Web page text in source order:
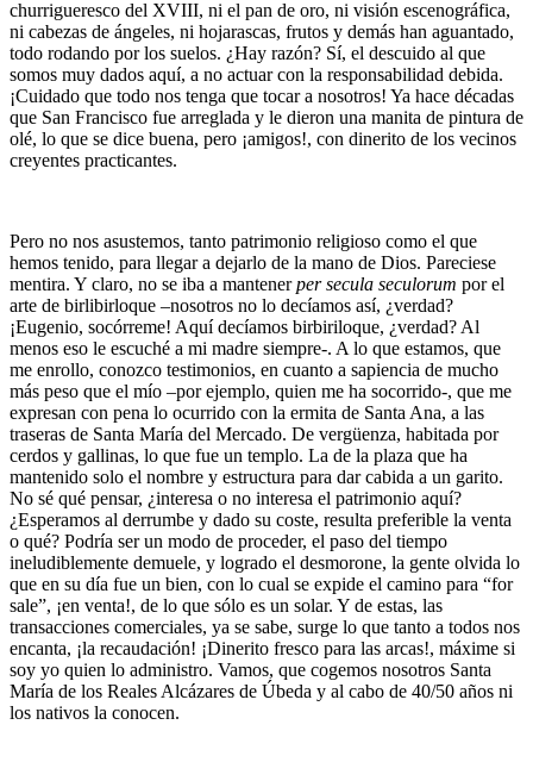
churrigueresco del XVIII, ni el pan de oro, ni visión escenográfica,
ni cabezas de ángeles, ni hojarascas, frutos y demás han aguantado,
todo rodando por los suelos. ¿Hay razón? Sí, el descuido al que
somos muy dados aquí, a no actuar con la responsabilidad debida.
¡Cuidado que todo nos tenga que tocar a nosotros! Ya hace décadas
que San Francisco fue arreglada y le dieron una manita de pintura de
olé, lo que se dice buena, pero ¡amigos!, con dinerito de los vecinos
creyentes practicantes.
Pero no nos asustemos, tanto patrimonio religioso como el que
hemos tenido, para llegar a dejarlo de la mano de Dios. Pareciese
mentira. Y claro, no se iba a mantenerper secula seculorum por el
arte de birlibirloque –nosotros no lo decíamos así, ¿verdad?
¡Eugenio, socórreme! Aquí decíamos birbiriloque, ¿verdad? Al
menos eso le escuché a mi madre siempre-. A lo que estamos, que
me enrollo, conozco testimonios, en cuanto a sapiencia de mucho
más peso que el mío –por ejemplo, quien me ha socorrido-, que me
expresan con pena lo ocurrido con la ermita de Santa Ana, a las
traseras de Santa María del Mercado. De vergüenza, habitada por
cerdos y gallinas, lo que fue un templo. La de la plaza que ha
mantenido solo el nombre y estructura para dar cabida a un garito.
No sé qué pensar, ¿interesa o no interesa el patrimonio aquí?
¿Esperamos al derrumbe y dado su coste, resulta preferible la venta
o qué? Podría ser un modo de proceder, el paso del tiempo
ineludiblemente demuele, y logrado el desmorone, la gente olvida lo
que en su día fue un bien, con lo cual se expide el camino para “for
sale”, ¡en venta!, de lo que sólo es un solar. Y de estas, las
transacciones comerciales, ya se sabe, surge lo que tanto a todos nos
encanta, ¡la recaudación! ¡Dinerito fresco para las arcas!, máxime si
soy yo quien lo administro. Vamos, que cogemos nosotros Santa
María de los Reales Alcázares de Úbeda y al cabo de 40/50 años ni
los nativos la conocen.